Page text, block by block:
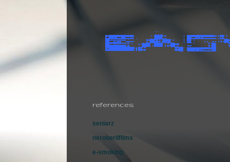
references
seniarz
neroberilfilms
e-smoking